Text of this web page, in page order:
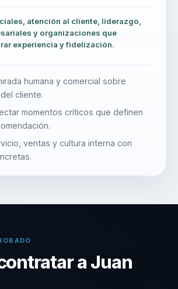
atención al cliente, liderazgo,
y organizaciones que
experiencia y fidelización.
humana y comercial sobre
cliente.
momentos críticos que definen
ventas y cultura interna con
a Juan